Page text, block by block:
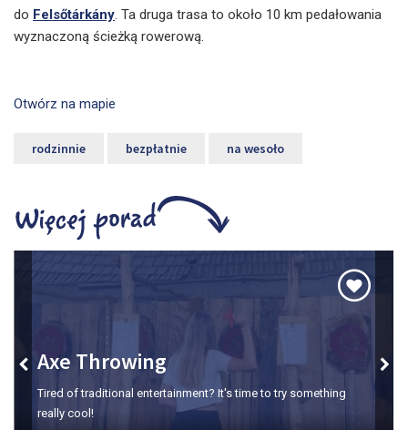
do Felsőtárkány. Ta druga trasa to około 10 km pedałowania
wyznaczoną ścieżką rowerową.
Otwórz na mapie
rodzinnie bezpłatnie na wesoło
Cserépfalu
Mała osada u bram najdłuższej górskiej doliny w kraju, 18 km
od Egeru.